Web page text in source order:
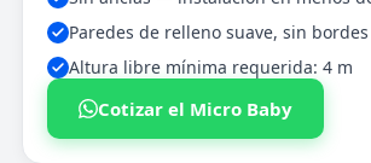
Paredes de relleno suave, sin
Altura libre mínima requerida: 4 m
Cotizar el Micro Baby